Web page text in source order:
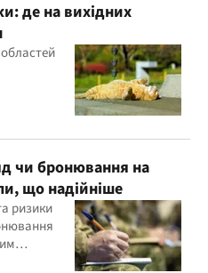
де на вихідних
чи бронювання на
що надійніше
ризики